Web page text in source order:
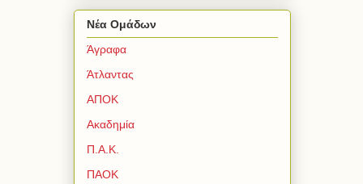
Νέα Ομάδων
Άγραφα
Άτλαντας
ΑΠΟΚ
Ακαδημία
Π.Α.Κ.
ΠΑΟΚ